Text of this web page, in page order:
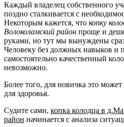
Каждый владелец собственного
поздно сталкивается с
Некоторым кажется, что копку
Волоколамский район проще и
руками, но тут мы вынуждены
Человеку без должных навыков и
самостоятельно качественный
невозможно.
Более того, для новичка это
для здоровья.
Судите сами, копка колодца в
район начинается с анализа